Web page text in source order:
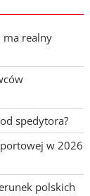
ma realny
spedytora?
w 2026
polskich